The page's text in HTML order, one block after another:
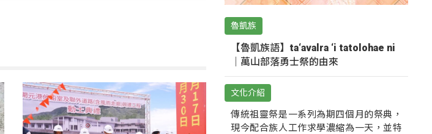
魯凱族
【魯凱族語】ta‘avalra ‘i tatolohae ni
｜萬山部落勇士祭的由來
文化介紹
傳統祖靈祭是一系列為期四個月的祭典，
現今配合族人工作求學濃縮為一天，並特